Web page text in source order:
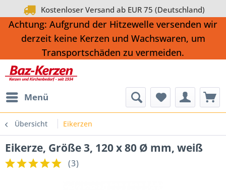
Kostenloser Versand ab EUR 75 (Deutschland)
Achtung: Aufgrund der Hitzewelle versenden wir
derzeit keine Kerzen und Wachswaren, um
Transportschäden zu vermeiden.
Menü
Übersicht Eikerzen
Eikerze, Größe 3, 120 x 80 Ø mm, weiß
(3)